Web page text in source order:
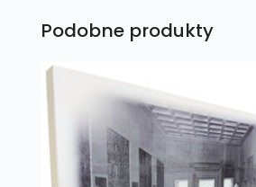
Podobne produkty